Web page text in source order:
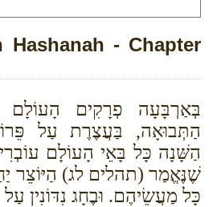
Hashanah - Chapter
בְּאַרְבָּעָה פְרָקִים הָעוֹלָם
הַתְּבוּאָה, בַּעֲצֶרֶת עַל
הַשָּׁנָה כָּל בָּאֵי הָעוֹלָם
שֶׁנֶּאֱמַר (תהלים לג) הַיּוֹצֵר
כָּל מַעֲשֵׂיהֶם. וּבֶחָג נִדּוֹנִין